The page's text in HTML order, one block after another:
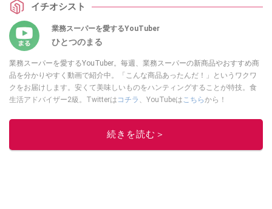
イチオシスト
業務スーパーを愛するYouTuber
ひとつのまる
業務スーパーを愛するYouTuber。毎週、業務スーパーの新商品やおすすめ商
品を分かりやすく動画で紹介中。「こんな商品あったんだ！」というワクワ
クをお届けします。安くて美味しいものをハンティングすることが特技。食
生活アドバイザー2級。Twitterは コチラ 、YouTubeはこちらから！
このイチオシストの他の記事を読む
続きを読む＞